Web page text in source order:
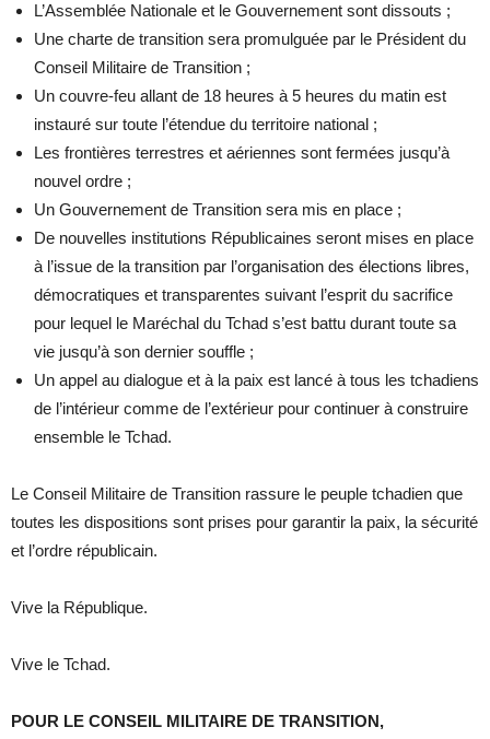
L’Assemblée Nationale et le Gouvernement sont dissouts ;
Une charte de transition sera promulguée par le Président du
Conseil Militaire de Transition ;
Un couvre-feu allant de 18 heures à 5 heures du matin est
instauré sur toute l’étendue du territoire national ;
Les frontières terrestres et aériennes sont fermées jusqu’à
nouvel ordre ;
Un Gouvernement de Transition sera mis en place ;
De nouvelles institutions Républicaines seront mises en place
à l’issue de la transition par l’organisation des élections libres,
démocratiques et transparentes suivant l’esprit du sacrifice
pour lequel le Maréchal du Tchad s’est battu durant toute sa
vie jusqu’à son dernier souffle ;
Un appel au dialogue et à la paix est lancé à tous les tchadiens
de l’intérieur comme de l’extérieur pour continuer à construire
ensemble le Tchad.
Le Conseil Militaire de Transition rassure le peuple tchadien que
toutes les dispositions sont prises pour garantir la paix, la sécurité
et l’ordre républicain.
Vive la République.
Vive le Tchad.
POUR LE CONSEIL MILITAIRE DE TRANSITION,